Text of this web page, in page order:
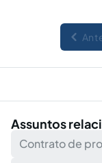
Assuntos
Contrato de